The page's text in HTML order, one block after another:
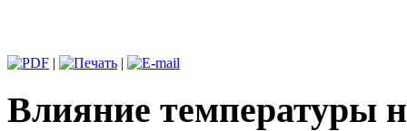
| |
Влияние температуры